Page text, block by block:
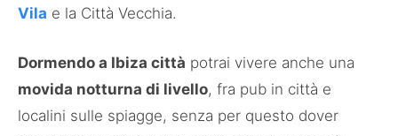
Vila e la Città Vecchia.
Dormendo a Ibiza città potrai vivere anche una
movida notturna di livello, fra pub in città e
localini sulle spiagge, senza per questo dover